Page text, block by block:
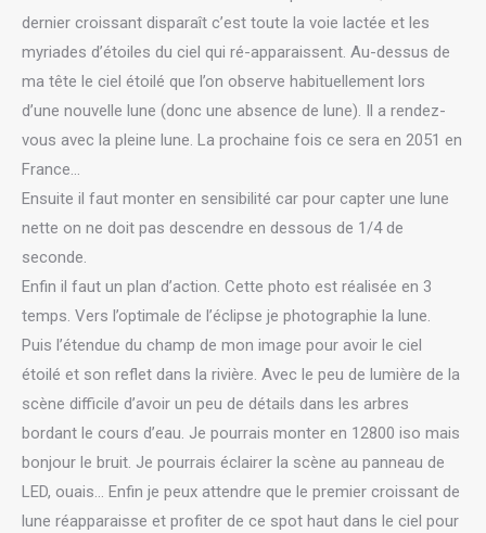
dernier croissant disparaît c’est toute la voie lactée et les
myriades d’étoiles du ciel qui ré-apparaissent. Au-dessus de
ma tête le ciel étoilé que l’on observe habituellement lors
d’une nouvelle lune (donc une absence de lune). Il a rendez-
vous avec la pleine lune. La prochaine fois ce sera en 2051 en
France…
Ensuite il faut monter en sensibilité car pour capter une lune
nette on ne doit pas descendre en dessous de 1/4 de
seconde.
Enfin il faut un plan d’action. Cette photo est réalisée en 3
temps. Vers l’optimale de l’éclipse je photographie la lune.
Puis l’étendue du champ de mon image pour avoir le ciel
étoilé et son reflet dans la rivière. Avec le peu de lumière de la
scène difficile d’avoir un peu de détails dans les arbres
bordant le cours d’eau. Je pourrais monter en 12800 iso mais
bonjour le bruit. Je pourrais éclairer la scène au panneau de
LED, ouais… Enfin je peux attendre que le premier croissant de
lune réapparaisse et profiter de ce spot haut dans le ciel pour